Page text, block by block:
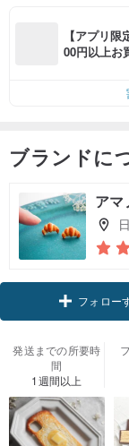
【アプリ
00円以上お
ブランドに
アマ
フォロー
発送までの所要時
間
1週間以上